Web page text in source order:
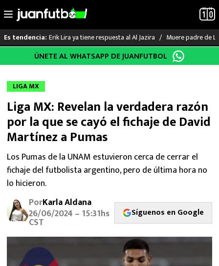
al
Es tendencia: Erik Lira ya tiene respuesta al Al Jazira Muere padre de
LO ÚLTIMO
LIGA MX
RAYADOS
PUMAS
ATLANTE
SELECCIÓN MEXICANA
FUTBOL INTERNACIONAL
MEXICANOS EN EL EXTRANJERO
FUTBOL ESTUFA
ÚNETE AL WHATSAPP DE JUANFUTBOL
LIGA MX
Liga MX: Revelan la verdadera razón
por la que se cayó el fichaje de David
Martínez a Pumas
Los Pumas de la UNAM estuvieron cerca de cerrar el
fichaje del futbolista argentino, pero de última hora no
lo hicieron.
PorKarla Aldana
26/06/2024 – 15:31hs
CST
Síguenos en Google